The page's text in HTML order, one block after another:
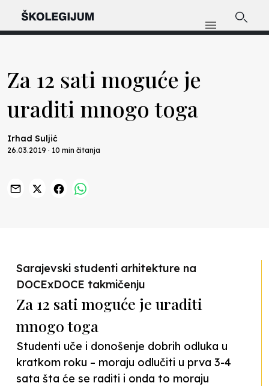
Za 12 sati moguće je
uraditi mnogo toga
Irhad Suljić
26.03.2019 · 10 min čitanja
Sarajevski studenti arhitekture na
DOCExDOCE takmičenju
Za 12 sati moguće je uraditi
mnogo toga
Studenti uče i donošenje dobrih odluka u
kratkom roku – moraju odlučiti u prva 3-4
sata šta će se raditi i onda to moraju